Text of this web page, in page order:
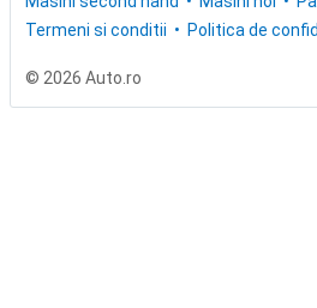
Termeni si conditii
Politica de
© 2026 Auto.ro